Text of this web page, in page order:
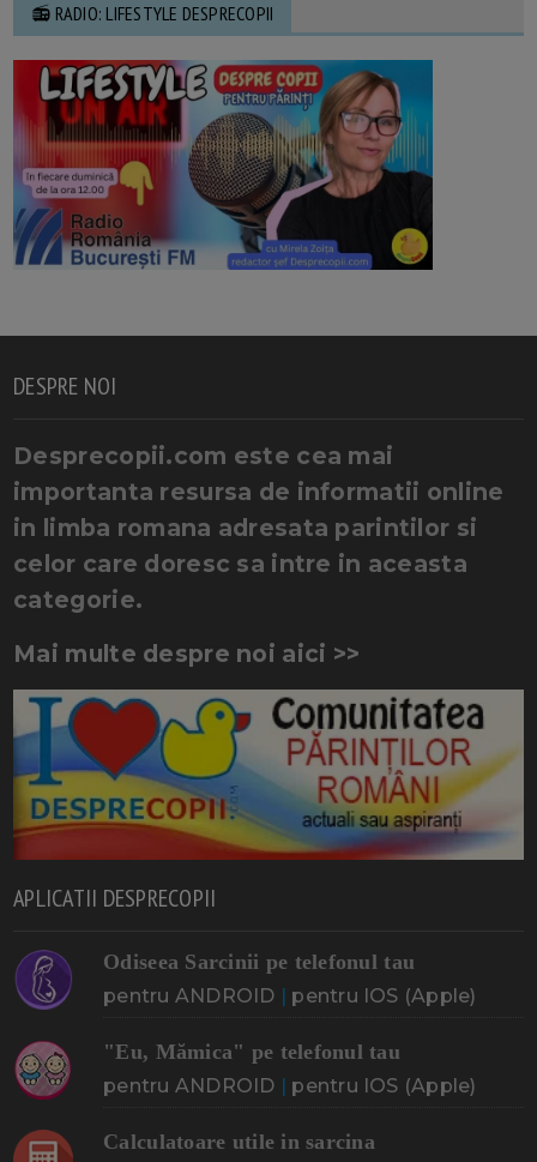
📻 RADIO: LIFESTYLE DESPRECOPII
DESPRE NOI
Desprecopii.com este cea mai
importanta resursa de informatii online
in limba romana adresata parintilor si
celor care doresc sa intre in aceasta
categorie.
Mai multe despre noi aici >>
APLICATII DESPRECOPII
Odiseea Sarcinii pe telefonul tau
pentru ANDROID | pentru IOS (Apple)
"Eu, Mămica" pe telefonul tau
pentru ANDROID | pentru IOS (Apple)
Calculatoare utile in sarcina